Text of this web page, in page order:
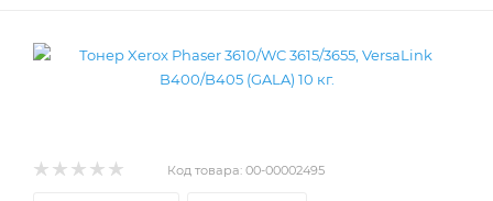
Код товара: 00-00002495